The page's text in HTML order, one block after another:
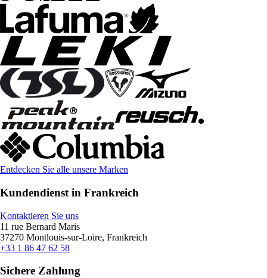
Entdecken Sie alle unsere Marken
Kundendienst in Frankreich
Kontaktieren Sie uns
11 rue Bernard Maris
37270 Montlouis-sur-Loire, Frankreich
+33 1 86 47 62 58
Sichere Zahlung